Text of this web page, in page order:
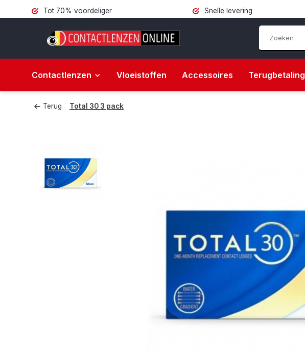
Tot 70% voordeliger Snelle levering
Contactlenzen Vloeistoffen Accessoires Terugbetaling
Terug Total 30 3 pack